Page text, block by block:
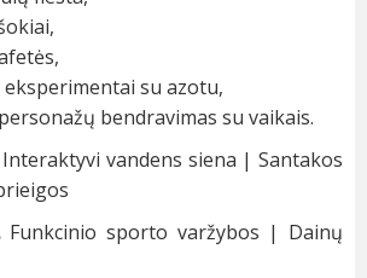
eksperimentai su azotu,
bendravimas su vaikais.
vandens siena | Santakos
Funkcinio sporto varžybos | Dainų